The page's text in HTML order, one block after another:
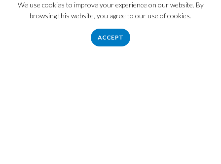
Πληροφορίες
Τρόποι Πληρωμής – Αποστολής
We use cookies to improve your experience on our website. By
browsing this website, you agree to our use of cookies.
ACCEPT